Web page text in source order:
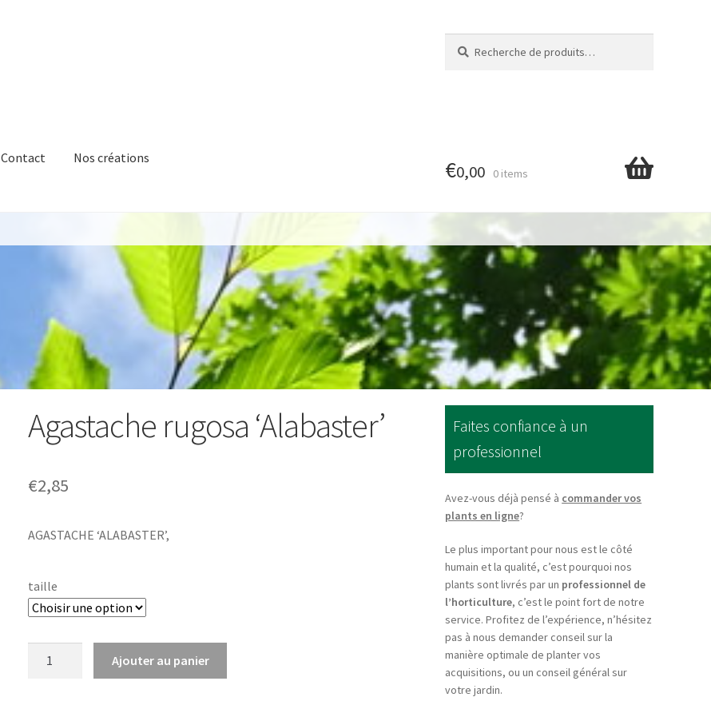
pour :
Contact Nos créations €0,00 0 items
Agastache rugosa ‘Alabaster’
€2,85
AGASTACHE ‘ALABASTER’,
taille
Ajouter au panier
Faites confiance à un
professionnel
Avez-vous déjà pensé à commander vos
plants en ligne?
Le plus important pour nous est le côté
humain et la qualité, c’est pourquoi nos
plants sont livrés par un professionnel de
l’horticulture, c’est le point fort de notre
service. Profitez de l’expérience, n’hésitez
pas à nous demander conseil sur la
manière optimale de planter vos
acquisitions, ou un conseil général sur
votre jardin.